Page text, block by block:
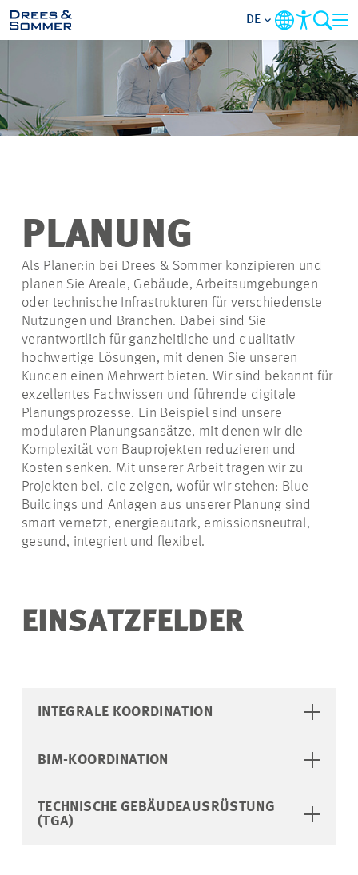
ÜBERSICHT
ÜBER UNS
EINSTIEGSMÖGLICHKEITEN
RUND UMS BEWERBEN
STELLENANGEBOTE
DE
PLANUNG
Als Planer:in bei Drees & Sommer konzipieren und
planen Sie Areale, Gebäude, Arbeitsumgebungen
oder technische Infrastrukturen für verschiedenste
Nutzungen und Branchen. Dabei sind Sie
verantwortlich für ganzheitliche und qualitativ
hochwertige Lösungen, mit denen Sie unseren
Kunden einen Mehrwert bieten. Wir sind bekannt für
exzellentes Fachwissen und führende digitale
Planungsprozesse. Ein Beispiel sind unsere
modularen Planungsansätze, mit denen wir die
Komplexität von Bauprojekten reduzieren und
Kosten senken. Mit unserer Arbeit tragen wir zu
Projekten bei, die zeigen, wofür wir stehen: Blue
Buildings und Anlagen aus unserer Planung sind
smart vernetzt, energieautark, emissionsneutral,
gesund, integriert und flexibel.
EINSATZFELDER
INTEGRALE KOORDINATION
BIM-KOORDINATION
TECHNISCHE GEBÄUDEAUSRÜSTUNG
(TGA)